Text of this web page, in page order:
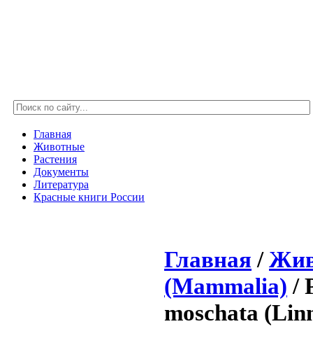
Главная
Животные
Растения
Документы
Литература
Красные книги России
Главная /
(Mammalia) /
moschata